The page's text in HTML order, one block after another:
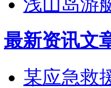
最新资讯文
某应急救